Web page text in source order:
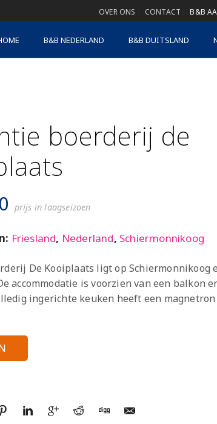
OVER ONS CONTACT B&B
B&B NEDERLAND B&B DUITSLAND
boerderij de
prijs in laagseizoen
Friesland, Nederland, Schiermonnikoog
De Kooiplaats ligt op Schiermonnikoog
accommodatie is voorzien van een balkon
ingerichte keuken heeft een magnetron